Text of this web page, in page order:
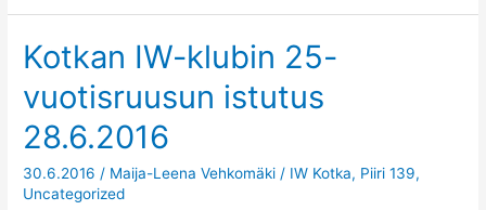
Kotkan IW-klubin 25-
vuotisruusun istutus
28.6.2016
30.6.2016 / Maija-Leena Vehkomäki / IW Kotka, Piiri 139,
Uncategorized
Kotkan
IW-
klubin
vuotisruusun
istutus
28.6.2016